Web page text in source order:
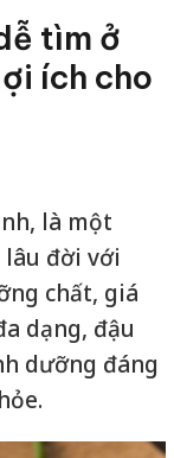
tìm ở
ích cho
là một
đời với
chất, giá
dạng, đậu
dưỡng đáng